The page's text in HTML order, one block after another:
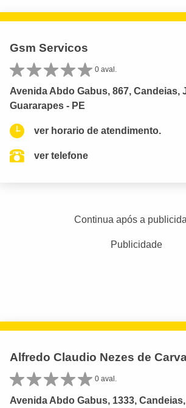
Gsm Servicos
0 aval.
Avenida Abdo Gabus, 867, Candeias,
Guararapes - PE
ver horario de atendimento.
ver telefone
Continua após a
Publicidade
Alfredo Claudio Nezes de
0 aval.
Avenida Abdo Gabus, 1333,